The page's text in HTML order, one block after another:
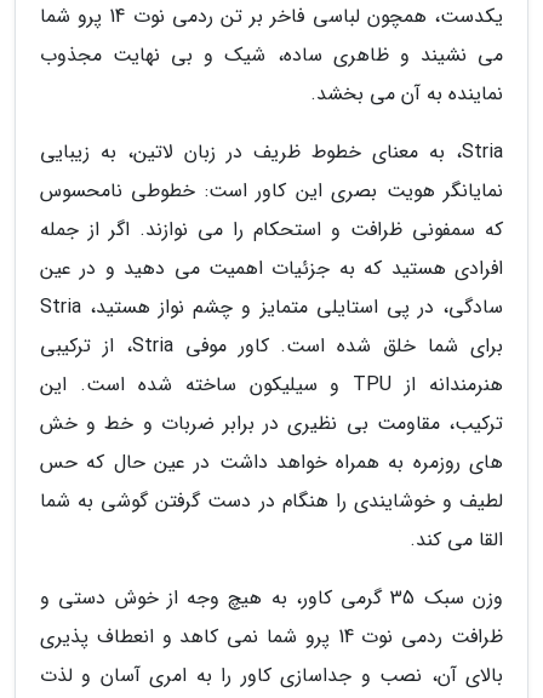
یکدست، همچون لباسی فاخر بر تن ردمی نوت 14 پرو شما
می نشیند و ظاهری ساده، شیک و بی نهایت مجذوب
نماینده به آن می بخشد.
Stria، به معنای خطوط ظریف در زبان لاتین، به زیبایی
نمایانگر هویت بصری این کاور است: خطوطی نامحسوس
که سمفونی ظرافت و استحکام را می نوازند. اگر از جمله
افرادی هستید که به جزئیات اهمیت می دهید و در عین
سادگی، در پی استایلی متمایز و چشم نواز هستید، Stria
برای شما خلق شده است. کاور موفی Stria، از ترکیبی
هنرمندانه از TPU و سیلیکون ساخته شده است. این
ترکیب، مقاومت بی نظیری در برابر ضربات و خط و خش
های روزمره به همراه خواهد داشت در عین حال که حس
لطیف و خوشایندی را هنگام در دست گرفتن گوشی به شما
القا می کند.
وزن سبک 35 گرمی کاور، به هیچ وجه از خوش دستی و
ظرافت ردمی نوت 14 پرو شما نمی کاهد و انعطاف پذیری
بالای آن، نصب و جداسازی کاور را به امری آسان و لذت